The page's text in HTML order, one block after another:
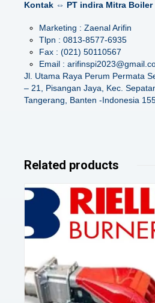
Kontak ⇔ PT indira Mitra Boiler
Marketing : Zaenal Arifin
Tlpn : 0813-8577-6935
Fax : (021) 50110567
Email :
Jl. Utama Raya Perum Permata
– 21, Pisangan Jaya, Kec.
Tangerang, Banten -Indonesia
Related products